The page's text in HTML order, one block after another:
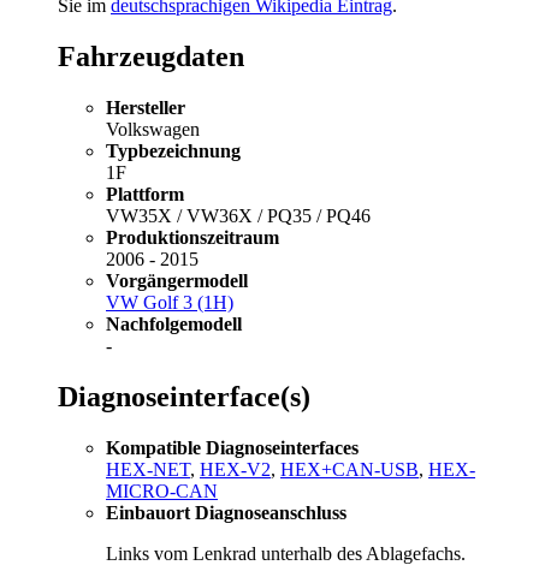
Sie im deutschsprachigen Wikipedia Eintrag.
Fahrzeugdaten
Hersteller
Volkswagen
Typbezeichnung
1F
Plattform
VW35X / VW36X / PQ35 / PQ46
Produktionszeitraum
2006 - 2015
Vorgängermodell
VW Golf 3 (1H)
Nachfolgemodell
-
Diagnoseinterface(s)
Kompatible Diagnoseinterfaces
HEX-NET, HEX-V2, HEX+CAN-USB, HEX-
MICRO-CAN
Einbauort Diagnoseanschluss
Links vom Lenkrad unterhalb des Ablagefachs.